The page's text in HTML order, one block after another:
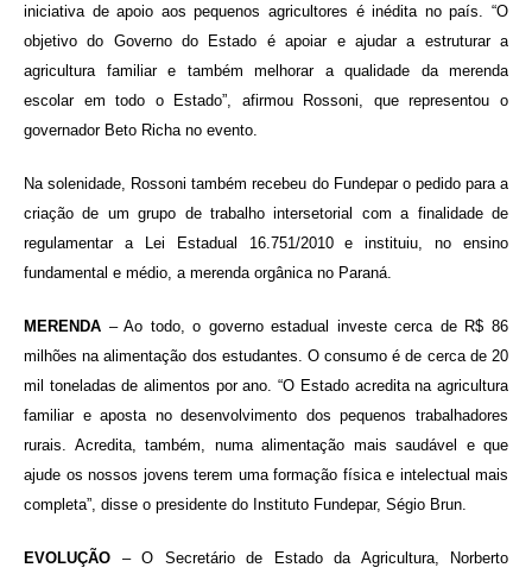
iniciativa de apoio aos pequenos agricultores é inédita no país. “O
objetivo do Governo do Estado é apoiar e ajudar a estruturar a
agricultura familiar e também melhorar a qualidade da merenda
escolar em todo o Estado”, afirmou Rossoni, que representou o
governador Beto Richa no evento.
Na solenidade, Rossoni também recebeu do Fundepar o pedido para a
criação de um grupo de trabalho intersetorial com a finalidade de
regulamentar a Lei Estadual 16.751/2010 e instituiu, no ensino
fundamental e médio, a merenda orgânica no Paraná.
MERENDA – Ao todo, o governo estadual investe cerca de R$ 86
milhões na alimentação dos estudantes. O consumo é de cerca de 20
mil toneladas de alimentos por ano. “O Estado acredita na agricultura
familiar e aposta no desenvolvimento dos pequenos trabalhadores
rurais. Acredita, também, numa alimentação mais saudável e que
ajude os nossos jovens terem uma formação física e intelectual mais
completa”, disse o presidente do Instituto Fundepar, Ségio Brun.
EVOLUÇÃO – O Secretário de Estado da Agricultura, Norberto